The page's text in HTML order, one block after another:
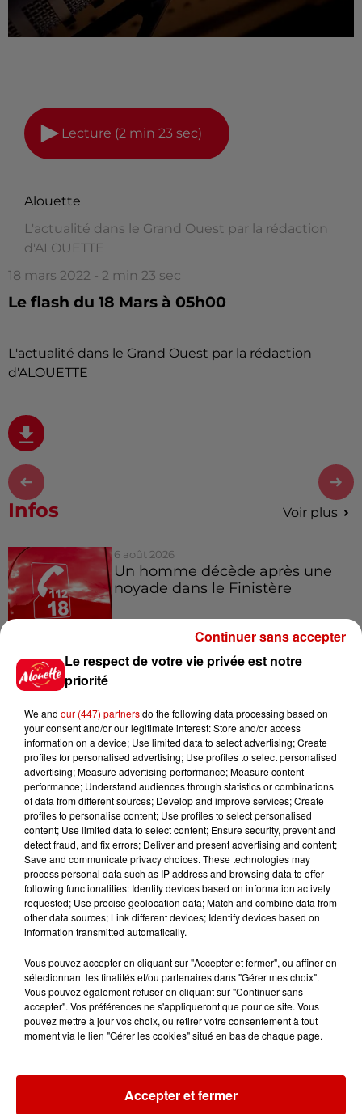
Lecture (2 min 23 sec)
Alouette
L'actualité dans le Grand Ouest par la rédaction
d'ALOUETTE
18 mars 2022 - 2 min 23 sec
Le flash du 18 Mars à 05h00
L'actualité dans le Grand Ouest par la rédaction
d'ALOUETTE
Infos Voir plus
6 août 2026
Un homme décède après une
noyade dans le Finistère
6 août 2026
6 août 2026
Invasion de physalies sur des
plages du Sud-Ouest
6 août 2026
À LA UNE : affaire Manon
Relandeau, musée cambriolé et
Amel Bent en...
Jeux Voir plus
Festival du Roi Arthur 2026 !
Le respect de votre vie privée est notre
priorité
We and our (447) partnersdo the following data processing based on
your consent and/or our legitimate interest: Store and/or access
information on a device; Use limited data to select advertising; Create
profiles for personalised advertising; Use profiles to select personalised
advertising; Measure advertising performance; Measure content
performance; Understand audiences through statistics or combinations
of data from different sources; Develop and improve services; Create
profiles to personalise content; Use profiles to select personalised
content; Use limited data to select content; Ensure security, prevent and
detect fraud, and fix errors; Deliver and present advertising and content;
Save and communicate privacy choices. These technologies may
process personal data such as IP address and browsing data to offer
following functionalities: Identify devices based on information actively
requested; Use precise geolocation data; Match and combine data from
other data sources; Link different devices; Identify devices based on
information transmitted automatically.
Vous pouvez accepter en cliquant sur "Accepter et fermer", ou affiner en
sélectionnant les finalités et/ou partenaires dans "Gérer mes choix".
Vous pouvez également refuser en cliquant sur "Continuer sans
accepter". Vos préférences ne s'appliqueront que pour ce site. Vous
pouvez mettre à jour vos choix, ou retirer votre consentement à tout
moment via le lien "Gérer les cookies" situé en bas de chaque page.
Accepter et fermer
Continuer sans accepter